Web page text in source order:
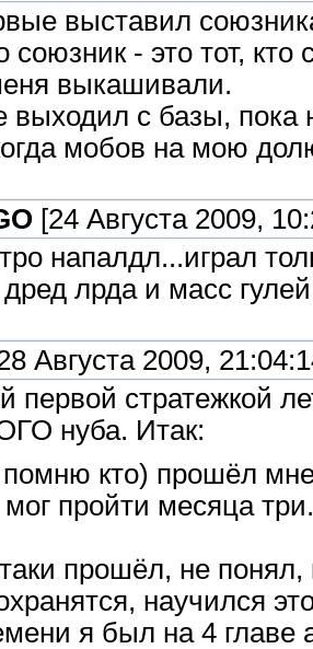
выставил
- это тот,
выкашивали.
выходил с базы, пока
мобов на мою
[24 Августа 2009,
напалдл...играл
лрда и масс
Августа 2009,
первой стратежкой
нуба. Итак:
помню кто) прошёл
мог пройти месяца
прошёл, не
научился
я был на 4 главе